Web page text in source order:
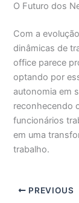
O Futuro dos
Com a
dinâmicas de
office parece
optando por
autonomia em
reconhecendo
funcionários
em uma
trabalho.
PREVIOUS